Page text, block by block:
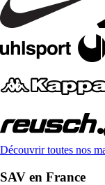
Découvrir toutes nos
SAV en France